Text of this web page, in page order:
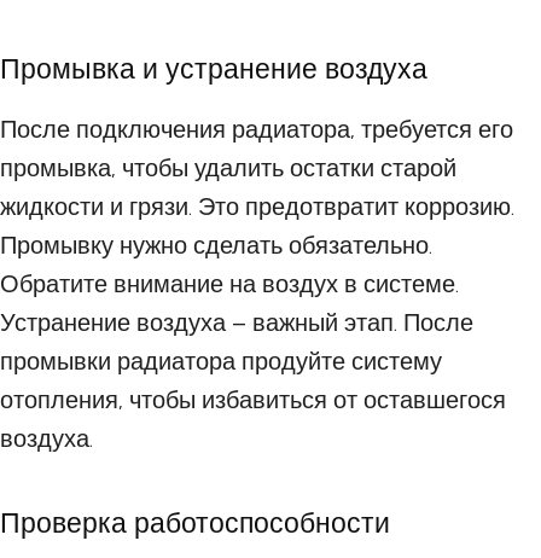
Промывка и устранение воздуха
После подключения радиатора, требуется его
промывка, чтобы удалить остатки старой
жидкости и грязи. Это предотвратит коррозию.
Промывку нужно сделать обязательно.
Обратите внимание на воздух в системе.
Устранение воздуха – важный этап. После
промывки радиатора продуйте систему
отопления, чтобы избавиться от оставшегося
воздуха.
Проверка работоспособности